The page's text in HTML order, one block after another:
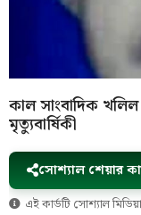
কাল সাংবাদিক
মৃত্যুবার্ষিকী
সোশ্যাল শেয়ার
এই কার্ডটি সোশ্যাল